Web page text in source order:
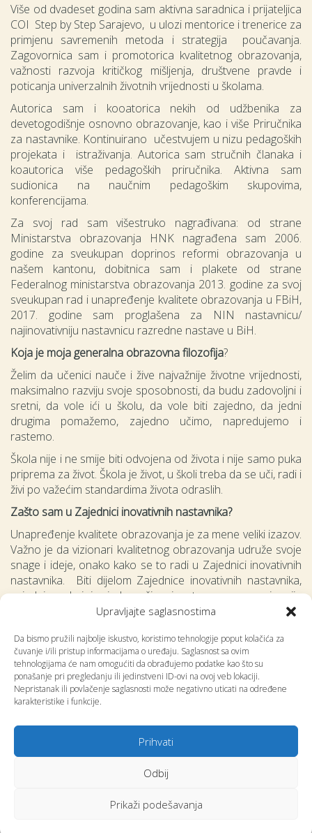
Upravljajte saglasnostima
Da bismo pružili najbolje iskustvo, koristimo tehnologije poput kolačića za
čuvanje i/ili pristup informacijama o uređaju. Saglasnost sa ovim
tehnologijama će nam omogućiti da obrađujemo podatke kao što su
ponašanje pri pregledanju ili jedinstveni ID-ovi na ovoj veb lokaciji.
Nepristanak ili povlačenje saglasnosti može negativno uticati na određene
karakteristike i funkcije.
Prihvati
Odbij
Prikaži podešavanja
Više od dvadeset godina sam aktivna saradnica i prijateljica
COI Step by Step Sarajevo, u ulozi mentorice i trenerice za
primjenu savremenih metoda i strategija poučavanja.
Zagovornica sam i promotorica kvalitetnog obrazovanja,
važnosti razvoja kritičkog mišljenja, društvene pravde i
poticanja univerzalnih životnih vrijednosti u školama.
Autorica sam i kooatorica nekih od udžbenika za
devetogodišnje osnovno obrazovanje, kao i više Priručnika
za nastavnike. Kontinuirano učestvujem u nizu pedagoških
projekata i istraživanja. Autorica sam stručnih članaka i
koautorica više pedagoških priručnika. Aktivna sam
sudionica na naučnim pedagoškim skupovima,
konferencijama.
Za svoj rad sam višestruko nagrađivana: od strane
Ministarstva obrazovanja HNK nagrađena sam 2006.
godine za sveukupan doprinos reformi obrazovanja u
našem kantonu, dobitnica sam i plakete od strane
Federalnog ministarstva obrazovanja 2013. godine za svoj
sveukupan rad i unapređenje kvalitete obrazovanja u FBiH,
2017. godine sam proglašena za NIN nastavnicu/
najinovativniju nastavnicu razredne nastave u BiH.
Koja je moja generalna obrazovna filozofija?
Želim da učenici nauče i žive najvažnije životne vrijednosti,
maksimalno razviju svoje sposobnosti, da budu zadovoljni i
sretni, da vole ići u školu, da vole biti zajedno, da jedni
drugima pomažemo, zajedno učimo, napredujemo i
rastemo.
Škola nije i ne smije biti odvojena od života i nije samo puka
priprema za život. Škola je život, u školi treba da se uči, radi i
živi po važećim standardima života odraslih.
Zašto sam u Zajednici inovativnih nastavnika?
Unapređenje kvalitete obrazovanja je za mene veliki izazov.
Važno je da vizionari kvalitetnog obrazovanja udruže svoje
snage i ideje, onako kako se to radi u Zajednici inovativnih
nastavnika. Biti dijelom Zajednice inovativnih nastavnika,
zajednice u kojoj zajedno učimo i rastemo, za mene je prije
svega čast i ogromno zadovoljstvo.